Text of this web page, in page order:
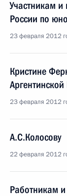
Участникам и
России по
23 февраля 2012
Кристине
Аргентинской
23 февраля 2012
А.С.Колосову
22 февраля 2012
Работникам